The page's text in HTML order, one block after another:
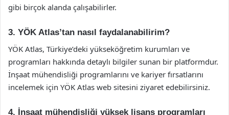
gibi birçok alanda çalışabilirler.
3. YÖK Atlas’tan nasıl faydalanabilirim?
YÖK Atlas, Türkiye’deki yükseköğretim kurumları ve
programları hakkında detaylı bilgiler sunan bir platformdur.
İnşaat mühendisliği programlarını ve kariyer fırsatlarını
incelemek için YÖK Atlas web sitesini ziyaret edebilirsiniz.
4. İnşaat mühendisliği yüksek lisans programları